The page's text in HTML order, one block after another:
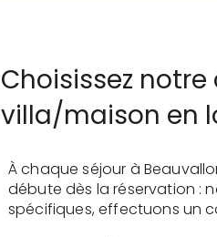
Choisissez
villa/maison en
À chaque séjour à
débute dès la réservation :
spécifiques, effectuons un